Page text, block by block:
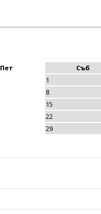
Пет Съб
1
8
15
22
29